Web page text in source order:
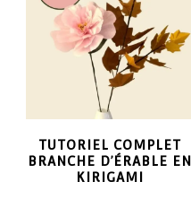
plusieurs
variations.
Les
options
peuvent
être
TUTORIEL COMPLET
BRANCHE D’ÉRABLE EN
KIRIGAMI